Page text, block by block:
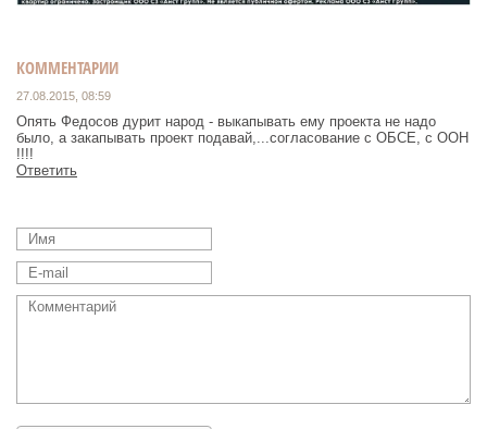
КОММЕНТАРИИ
27.08.2015, 08:59
Опять Федосов дурит народ - выкапывать ему проекта не надо
было, а закапывать проект подавай,...согласование с ОБСЕ, с ООН
!!!!
Ответить